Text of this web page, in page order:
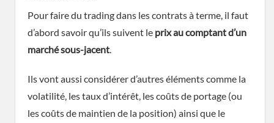
Pour faire du trading dans les contrats à terme, il faut
d’abord savoir qu’ils suivent le prix au comptant d’un
marché sous-jacent.
Ils vont aussi considérer d’autres éléments comme la
volatilité, les taux d’intérêt, les coûts de portage (ou
les coûts de maintien de la position) ainsi que le